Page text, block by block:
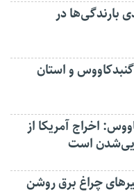
درصدی بارندگی‌ها در
و استان
اخراج آمریکا از
است
چراغ برق روشن